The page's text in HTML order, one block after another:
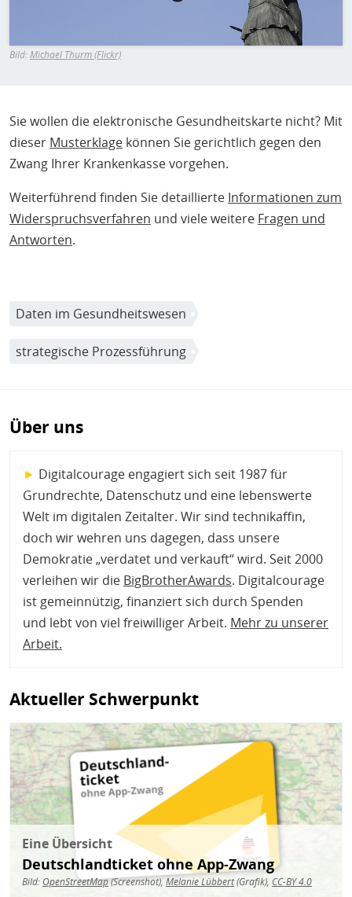
Bild:Michael Thurm (Flickr)
Sie wollen die elektronische Gesundheitskarte nicht? Mit
dieser Musterklage können Sie gerichtlich gegen den
Zwang Ihrer Krankenkasse vorgehen.
Weiterführend finden Sie detaillierte Informationen zum
Widerspruchsverfahren und viele weitere Fragen und
Antworten.
Daten im Gesundheitswesen
strategische Prozessführung
Über uns
► Digitalcourage engagiert sich seit 1987 für
Grundrechte, Datenschutz und eine lebenswerte
Welt im digitalen Zeitalter. Wir sind technikaffin,
doch wir wehren uns dagegen, dass unsere
Demokratie „verdatet und verkauft“ wird. Seit 2000
verleihen wir die BigBrotherAwards. Digitalcourage
ist gemeinnützig, finanziert sich durch Spenden
und lebt von viel freiwilliger Arbeit. Mehr zu unserer
Arbeit.
Aktueller Schwerpunkt
Bild
Eine Übersicht
Deutschlandticket ohne App-Zwang
Bild: OpenStreetMap(Screenshot),Melanie Lübbert(Grafik), CC-BY 4.0